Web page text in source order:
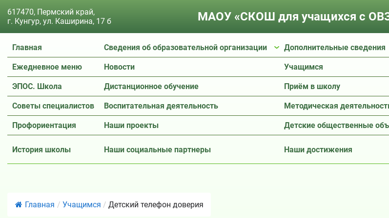
617470, Пермский край,
г. Кунгур, ул. Каширина, 17 б
МАОУ «СКОШ для учащихся с
Главная Сведения об образовательной организации Дополнительные сведения
Ежедневное меню Новости Учащимся
ЭПОС. Школа Дистанционное обучение Приём в школу
Советы специалистов Воспитательная деятельность Методическая
Профориентация Наши проекты Детские общественные
История школы Наши социальные партнеры Наши достижения
Главная / Учащимся / Детский телефон доверия